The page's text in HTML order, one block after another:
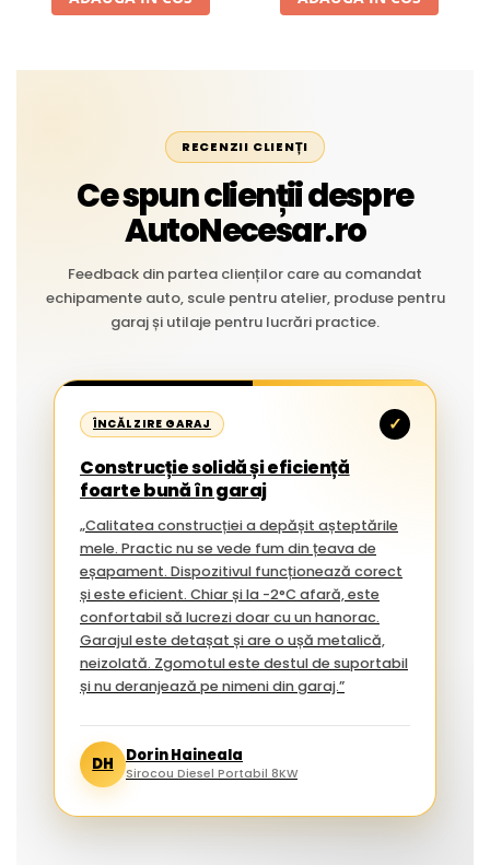
RECENZII CLIENȚI
Ce spun clienții despre
AutoNecesar.ro
Feedback din partea clienților care au comandat
echipamente auto, scule pentru atelier, produse pentru
garaj și utilaje pentru lucrări practice.
ÎNCĂLZIRE GARAJ ✓
Construcție solidă și eficiență
foarte bună în garaj
„Calitatea construcției a depășit așteptările
mele. Practic nu se vede fum din țeava de
eșapament. Dispozitivul funcționează corect
și este eficient. Chiar și la -2°C afară, este
confortabil să lucrezi doar cu un hanorac.
Garajul este detașat și are o ușă metalică,
neizolată. Zgomotul este destul de suportabil
și nu deranjează pe nimeni din garaj.”
DH Dorin Haineala
Sirocou Diesel Portabil 8KW